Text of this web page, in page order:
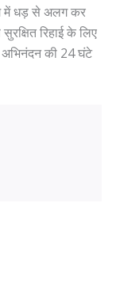
में धड़ से अलग कर
रिहाई के लिए
अभिनंदन की 24 घंटे